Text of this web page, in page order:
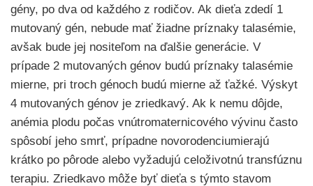
gény, po dva od každého z rodičov. Ak dieťa zdedí 1
mutovaný gén, nebude mať žiadne príznaky talasémie,
avšak bude jej nositeľom na ďalšie generácie. V
prípade 2 mutovaných génov budú príznaky talasémie
mierne, pri troch génoch budú mierne až ťažké. Výskyt
4 mutovaných génov je zriedkavý. Ak k nemu dôjde,
anémia plodu počas vnútromaternicového vývinu často
spôsobí jeho smrť, prípadne novorodenciumierajú
krátko po pôrode alebo vyžadujú celoživotnú transfúznu
terapiu. Zriedkavo môže byť dieťa s týmto stavom